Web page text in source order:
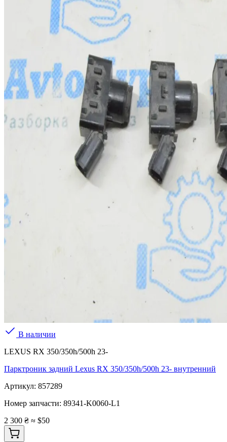
В наличии
LEXUS RX 350/350h/500h 23-
Парктроник задний Lexus RX 350/350h/500h 23- внутренний
Артикул: 857289
Номер запчасти: 89341-K0060-L1
2 300 ₴ ≈ $50